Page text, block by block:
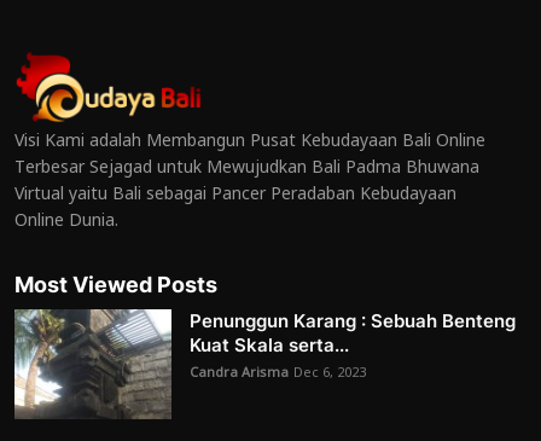
Visi Kami adalah Membangun Pusat Kebudayaan Bali Online
Terbesar Sejagad untuk Mewujudkan Bali Padma Bhuwana
Virtual yaitu Bali sebagai Pancer Peradaban Kebudayaan
Online Dunia.
Most Viewed Posts
Penunggun Karang : Sebuah Benteng
Kuat Skala serta...
Candra Arisma Dec 6, 2023